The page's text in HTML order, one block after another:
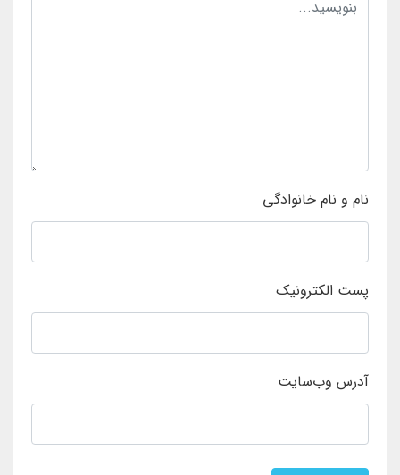
نام و نام خانوادگی
پست الکترونیک
آدرس وب‌سایت